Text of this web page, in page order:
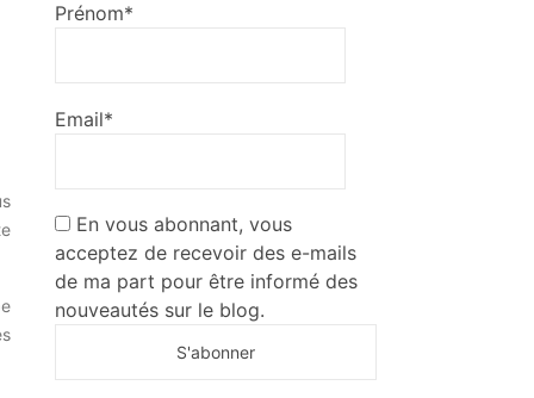
Prénom*
Email*
En vous abonnant, vous
acceptez de recevoir des e-mails
de ma part pour être informé des
nouveautés sur le blog.